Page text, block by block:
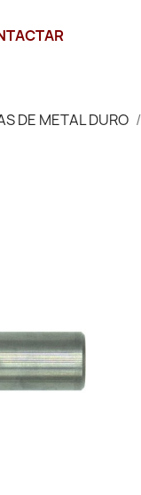
DE METAL DURO